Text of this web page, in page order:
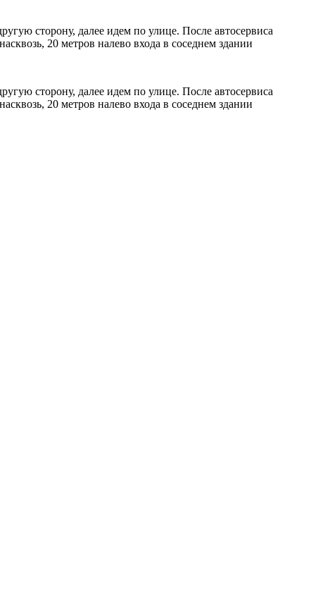
сторону, далее идем по улице. После автосервиса
20 метров налево входа в соседнем здании
сторону, далее идем по улице. После автосервиса
20 метров налево входа в соседнем здании